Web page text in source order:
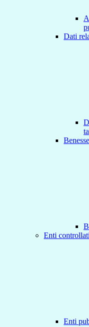
Dati
Enti controllati
Enti